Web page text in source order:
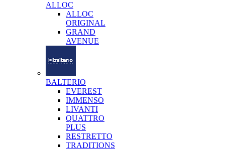
ALLOC
ALLOC
ORIGINAL
GRAND
AVENUE
BALTERIO
EVEREST
IMMENSO
LIVANTI
QUATTRO
PLUS
RESTRETTO
TRADITIONS